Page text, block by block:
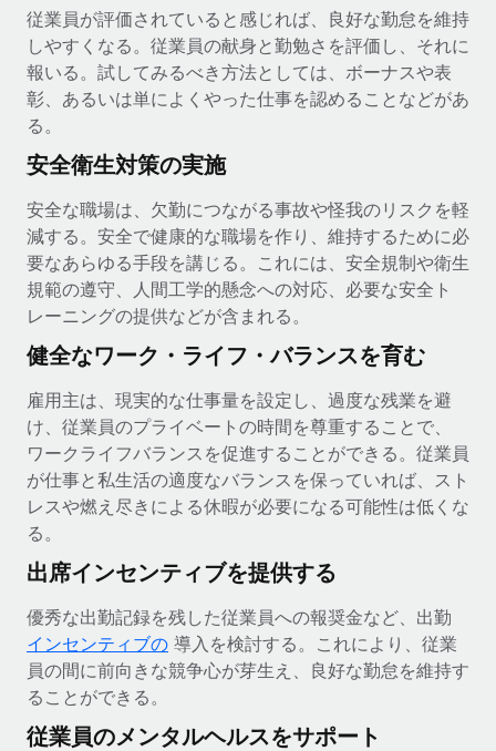
従業員が評価されていると感じれば、良好な勤怠を維持
しやすくなる。従業員の献身と勤勉さを評価し、それに
報いる。試してみるべき方法としては、ボーナスや表
彰、あるいは単によくやった仕事を認めることなどがあ
る。
安全衛生対策の実施
安全な職場は、欠勤につながる事故や怪我のリスクを軽
減する。安全で健康的な職場を作り、維持するために必
要なあらゆる手段を講じる。これには、安全規制や衛生
規範の遵守、人間工学的懸念への対応、必要な安全ト
レーニングの提供などが含まれる。
健全なワーク・ライフ・バランスを育む
雇用主は、現実的な仕事量を設定し、過度な残業を避
け、従業員のプライベートの時間を尊重することで、
ワークライフバランスを促進することができる。従業員
が仕事と私生活の適度なバランスを保っていれば、スト
レスや燃え尽きによる休暇が必要になる可能性は低くな
る。
出席インセンティブを提供する
優秀な出勤記録を残した従業員への報奨金など、出勤
インセンティブの 導入を検討する。これにより、従業
員の間に前向きな競争心が芽生え、良好な勤怠を維持す
ることができる。
従業員のメンタルヘルスをサポート